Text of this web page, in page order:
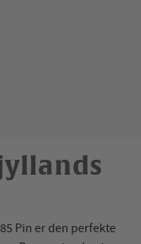
Pin er den perfekte